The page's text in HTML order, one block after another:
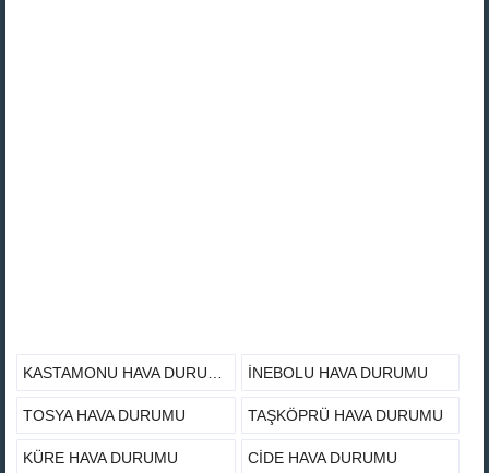
İNEBOLU HAVA DURUMU
TOSYA HAVA DURUMU TAŞKÖPRÜ HAVA DURUMU
KÜRE HAVA DURUMU CIDE HAVA DURUMU